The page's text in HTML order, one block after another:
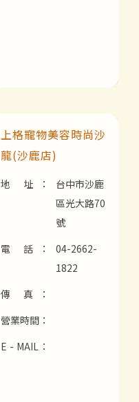
上格寵物美容時尚沙
龍(沙鹿店)
地 址：
台中市沙鹿
區光大路70
號
電 話：
04-2662-
1822
傳 真：
營業時間：
E - MAIL：